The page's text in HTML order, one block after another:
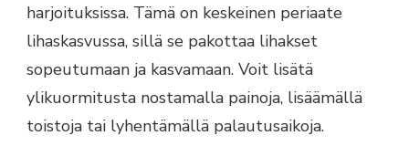
harjoituksissa. Tämä on keskeinen periaate
lihaskasvussa, sillä se pakottaa lihakset
sopeutumaan ja kasvamaan. Voit lisätä
ylikuormitusta nostamalla painoja, lisäämällä
toistoja tai lyhentämällä palautusaikoja.